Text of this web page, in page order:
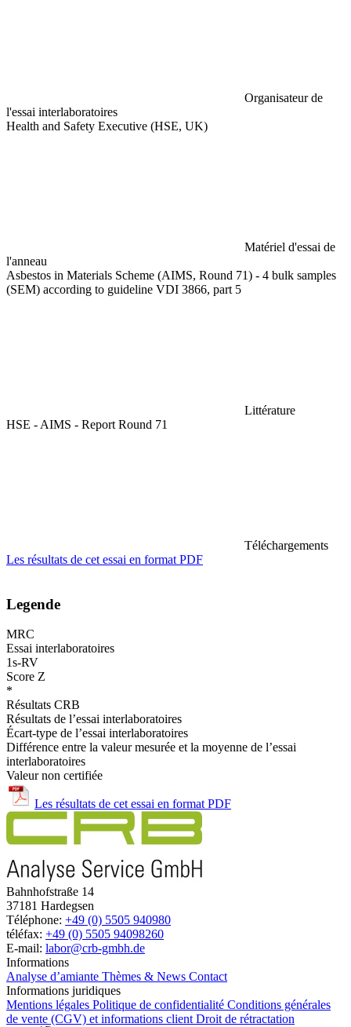
Organisateur de
l'essai interlaboratoires
Health and Safety Executive (HSE, UK)
Matériel d'essai de
l'anneau
Asbestos in Materials Scheme (AIMS, Round 71) - 4 bulk samples
(SEM) according to guideline VDI 3866, part 5
Littérature
HSE - AIMS - Report Round 71
Téléchargements
Les résultats de cet essai en format PDF
Legende
MRC
Essai interlaboratoires
1s-RV
Score Z
*
Résultats CRB
Résultats de l’essai interlaboratoires
Écart-type de l’essai interlaboratoires
Différence entre la valeur mesurée et la moyenne de l’essai
interlaboratoires
Valeur non certifiée
Les résultats de cet essai en format PDF
Bahnhofstraße 14
37181 Hardegsen
Téléphone: +49 (0) 5505 940980
téléfax: +49 (0) 5505 94098260
E-mail: labor@crb-gmbh.de
Informations
Analyse d’amiante Thèmes & News Contact
Informations juridiques
Mentions légales Politique de confidentialité Conditions générales
de vente (CGV) et informations client Droit de rétractation